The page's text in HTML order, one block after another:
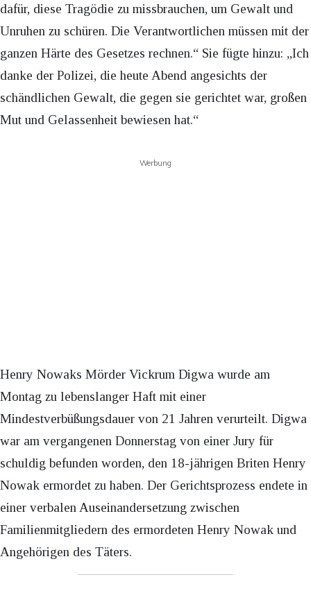
dafür, diese Tragödie zu missbrauchen, um Gewalt und
Unruhen zu schüren. Die Verantwortlichen müssen mit der
ganzen Härte des Gesetzes rechnen.“ Sie fügte hinzu: „Ich
danke der Polizei, die heute Abend angesichts der
schändlichen Gewalt, die gegen sie gerichtet war, großen
Mut und Gelassenheit bewiesen hat.“
Werbung
Henry Nowaks Mörder Vickrum Digwa wurde am
Montag zu lebenslanger Haft mit einer
Mindestverbüßungsdauer von 21 Jahren verurteilt. Digwa
war am vergangenen Donnerstag von einer Jury für
schuldig befunden worden, den 18-jährigen Briten Henry
Nowak ermordet zu haben. Der Gerichtsprozess endete in
einer verbalen Auseinandersetzung zwischen
Familienmitgliedern des ermordeten Henry Nowak und
Angehörigen des Täters.